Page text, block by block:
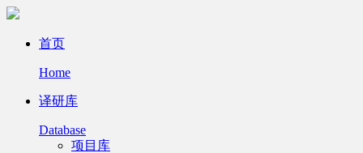
首页
Home
译研库
Database
项目库